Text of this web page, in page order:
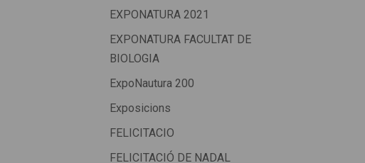
EXPONATURA 2021
EXPONATURA FACULTAT DE
BIOLOGIA
ExpoNautura 200
Exposicions
FELICITACIO
FELICITACIÓ DE NADAL